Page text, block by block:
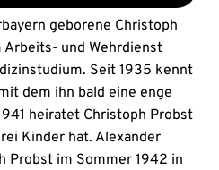
geborene Christoph
und Wehrdienst
Seit 1935 kennt
dem ihn bald eine enge
heiratet Christoph Probst
Kinder hat. Alexander
Probst im Sommer 1942 in